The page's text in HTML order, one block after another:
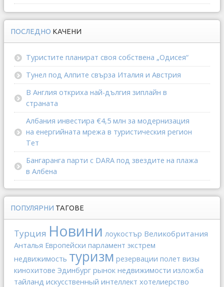
ПОСЛЕДНО КАЧЕНИ
Туристите планират своя собствена „Одисея“
Тунел под Алпите свърза Италия и Австрия
В Англия откриха най-дългия зиплайн в
страната
Албания инвестира €4,5 млн за модернизация
на енергийната мрежа в туристическия регион
Тет
Бангаранга парти с DARA под звездите на плажа
в Албена
ПОПУЛЯРНИ ТАГОВЕ
Турция Новини лоукостър Великобритания
Анталья Европейски парламент экстрем
недвижимость туризм резервации полет визы
кинохитове Эдинбург рынок недвижимости изложба
тайланд искусственный интеллект хотелиерство